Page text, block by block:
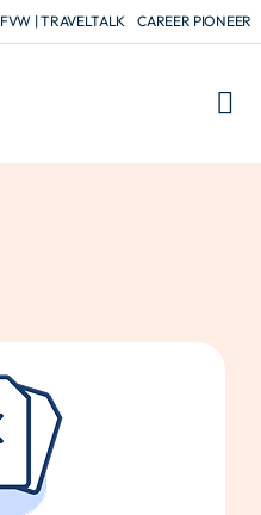
FVW | TRAVELTALK CAREER PIONEER